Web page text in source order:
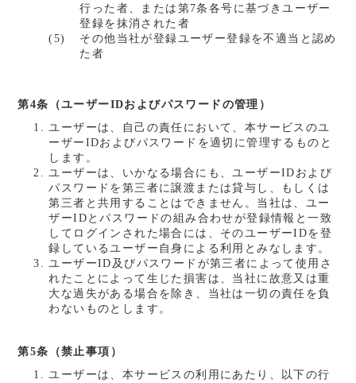
行った者、または第7条各号に基づきユーザー
登録を抹消された者
その他当社が登録ユーザー登録を不適当と認め
た者
第4条（ユーザーIDおよびパスワードの管理）
ユーザーは、自己の責任において、本サービスのユ
ーザーIDおよびパスワードを適切に管理するものと
します。
ユーザーは、いかなる場合にも、ユーザーIDおよび
パスワードを第三者に譲渡または貸与し、もしくは
第三者と共用することはできません。当社は、ユー
ザーIDとパスワードの組み合わせが登録情報と一致
してログインされた場合には、そのユーザーIDを登
録しているユーザー自身による利用とみなします。
ユーザーID及びパスワードが第三者によって使用さ
れたことによって生じた損害は、当社に故意又は重
大な過失がある場合を除き、当社は一切の責任を負
わないものとします。
第5条（禁止事項）
ユーザーは、本サービスの利用にあたり、以下の行